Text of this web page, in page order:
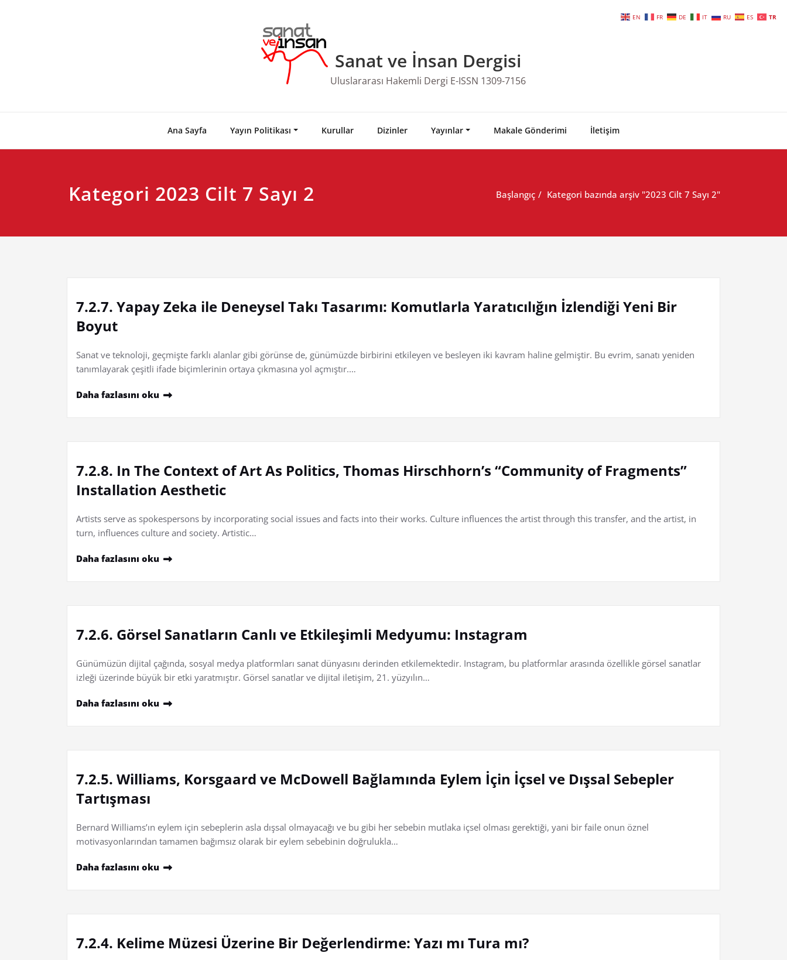
Sanat ve İnsan Dergisi
Uluslararası Hakemli Dergi E-ISSN 1309-7156
Ana Sayfa Yayın Politikası Kurullar Dizinler Yayınlar Makale Gönderimi İletişim
Kategori 2023 Cilt 7 Sayı 2 Başlangıç Kategori bazında arşiv "2023 Cilt 7 Sayı 2"
7.2.7. Yapay Zeka ile Deneysel Takı Tasarımı: Komutlarla Yaratıcılığın İzlendiği Yeni Bir
Boyut
Sanat ve teknoloji, geçmişte farklı alanlar gibi görünse de, günümüzde birbirini etkileyen ve besleyen iki kavram haline gelmiştir. Bu evrim, sanatı yeniden
tanımlayarak çeşitli ifade biçimlerinin ortaya çıkmasına yol açmıştır.…
Daha fazlasını oku
7.2.8. In The Context of Art As Politics, Thomas Hirschhorn’s “Community of Fragments”
Installation Aesthetic
Artists serve as spokespersons by incorporating social issues and facts into their works. Culture influences the artist through this transfer, and the artist, in
turn, influences culture and society. Artistic…
Daha fazlasını oku
7.2.6. Görsel Sanatların Canlı ve Etkileşimli Medyumu: Instagram
Günümüzün dijital çağında, sosyal medya platformları sanat dünyasını derinden etkilemektedir. Instagram, bu platformlar arasında özellikle görsel sanatlar
izleği üzerinde büyük bir etki yaratmıştır. Görsel sanatlar ve dijital iletişim, 21. yüzyılın…
Daha fazlasını oku
7.2.5. Williams, Korsgaard ve McDowell Bağlamında Eylem İçin İçsel ve Dışsal Sebepler
Tartışması
Bernard Williams’ın eylem için sebeplerin asla dışsal olmayacağı ve bu gibi her sebebin mutlaka içsel olması gerektiği, yani bir faile onun öznel
motivasyonlarından tamamen bağımsız olarak bir eylem sebebinin doğrulukla…
Daha fazlasını oku
7.2.4. Kelime Müzesi Üzerine Bir Değerlendirme: Yazı mı Tura mı?
EN FR DE IT RU ES TR